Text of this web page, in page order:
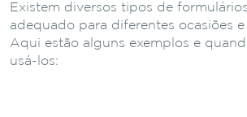
Existem diversos tipos de
adequado para diferentes ocasiões e
Aqui estão alguns exemplos e
usá-los: